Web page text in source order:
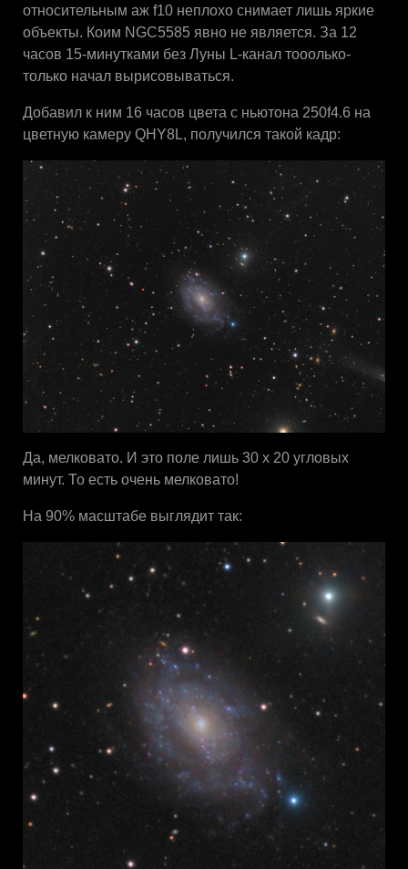
относительным аж f10 неплохо снимает лишь яркие
объекты. Коим NGC5585 явно не является. За 12
часов 15-минутками без Луны L-канал тооолько-
только начал вырисовываться.
Добавил к ним 16 часов цвета с ньютона 250f4.6 на
цветную камеру QHY8L, получился такой кадр:
Да, мелковато. И это поле лишь 30 х 20 угловых
минут. То есть очень мелковато!
На 90% масштабе выглядит так: